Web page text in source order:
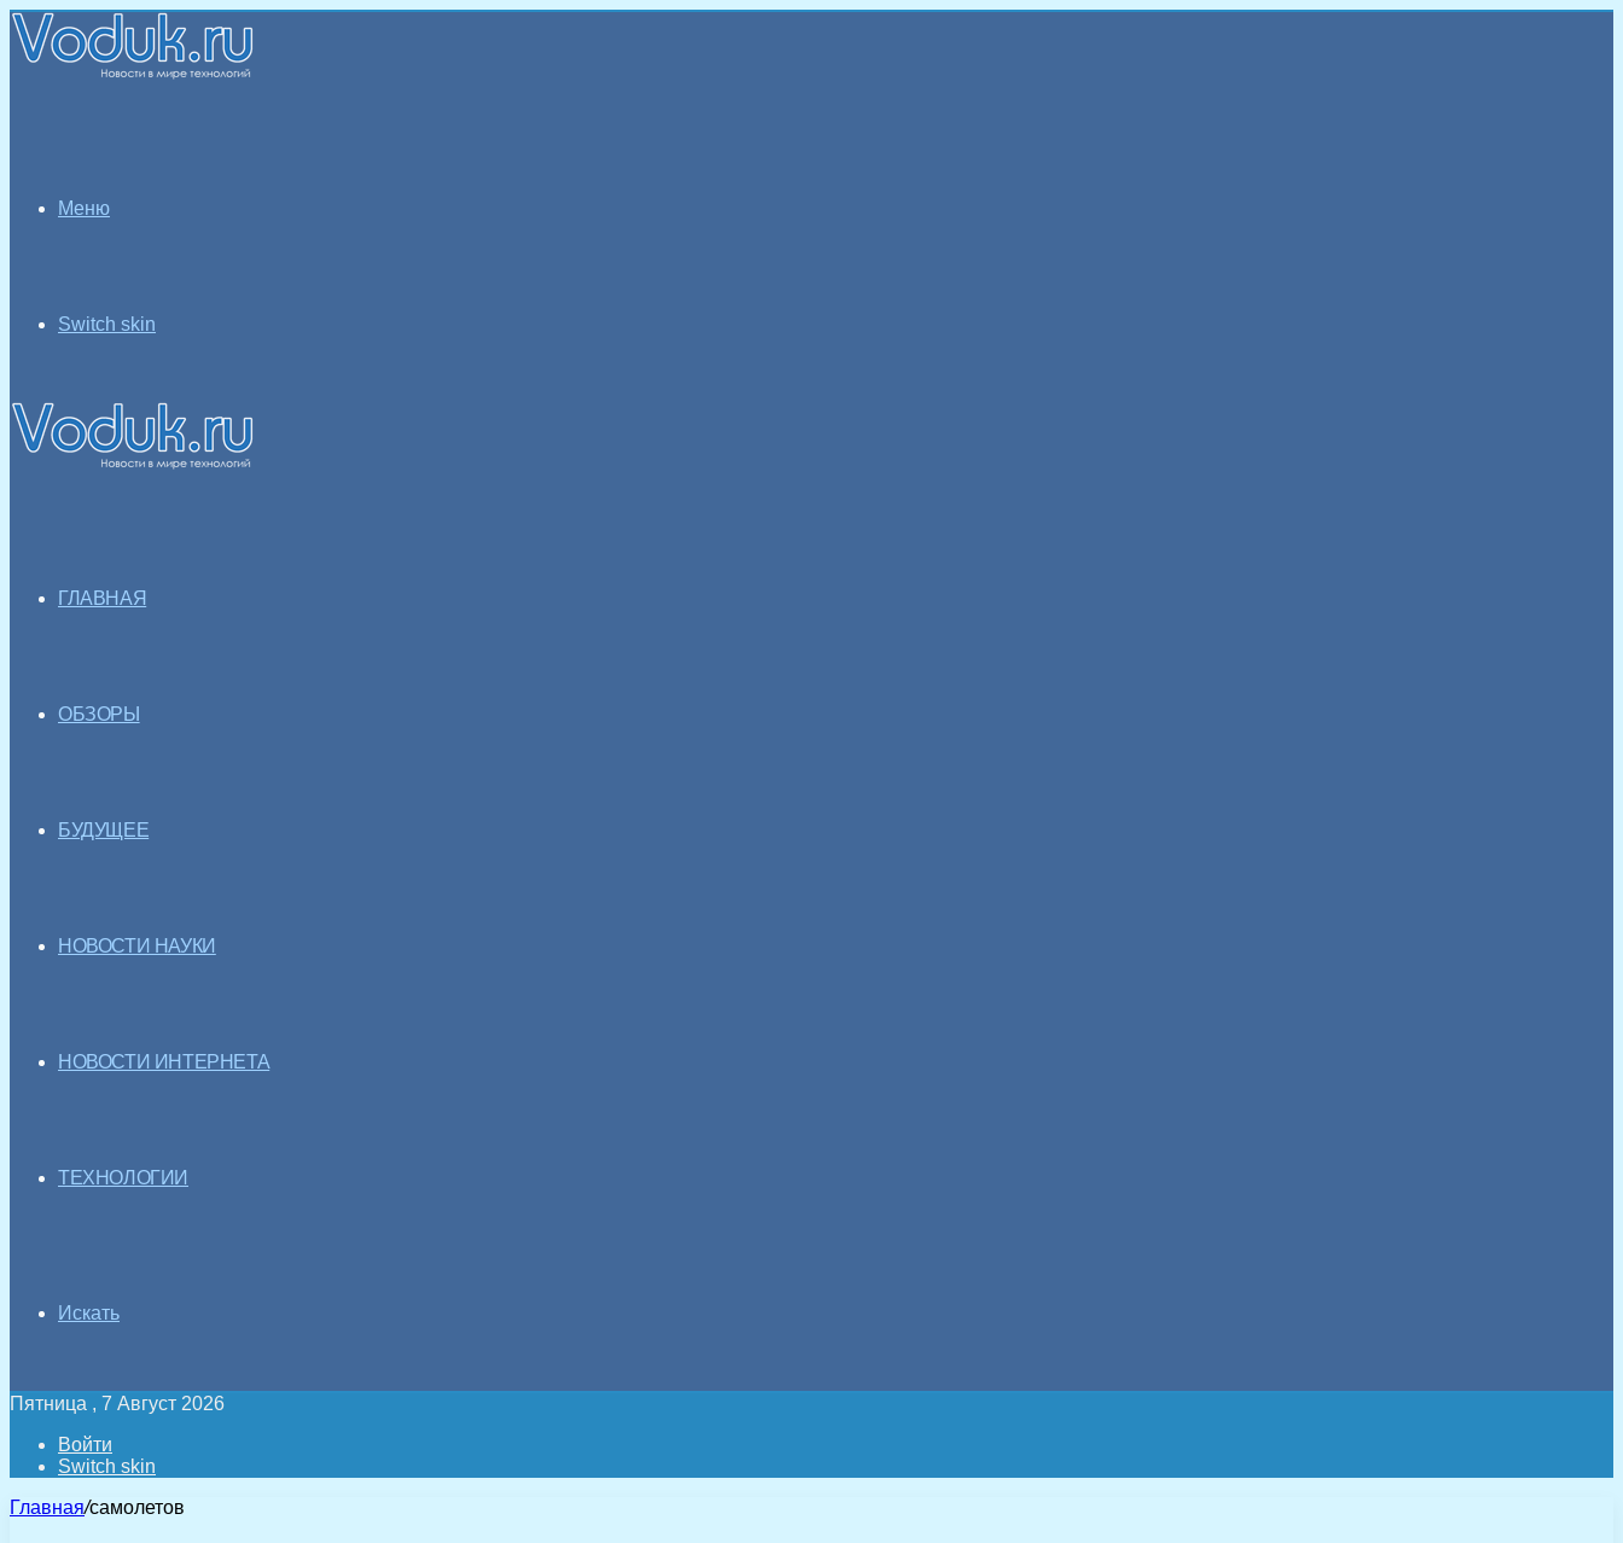
Меню
Switch skin
ГЛАВНАЯ
ОБЗОРЫ
БУДУЩЕЕ
НОВОСТИ НАУКИ
НОВОСТИ ИНТЕРНЕТА
ТЕХНОЛОГИИ
Искать
Пятница , 7 Август 2026
Войти
Switch skin
Главная/самолетов